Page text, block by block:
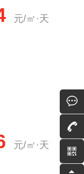
元/㎡·天
元/㎡·天